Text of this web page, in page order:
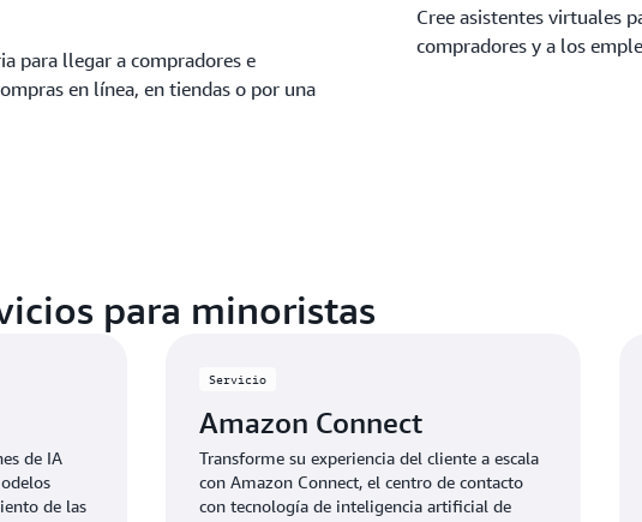
para llegar a compradores e
en línea, en tiendas o por una
Cree asistentes virtuales
compradores y a los
para minoristas
de IA
de las
Servicio
Amazon Connect
Transforme su experiencia del cliente a escala
con Amazon Connect, el centro de contacto
con tecnología de inteligencia artificial de